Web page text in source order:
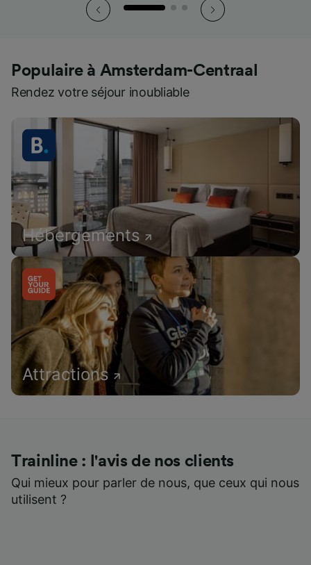
Populaire à Amsterdam-Centraal
Rendez votre séjour inoubliable
Hébergements
Attractions
Trainline : l'avis de nos clients
Qui mieux pour parler de nous, que ceux qui nous
utilisent ?